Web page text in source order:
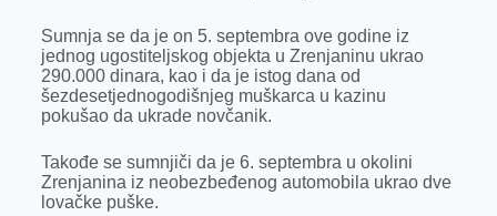
Sumnja se da je on 5. septembra ove godine iz
jednog ugostiteljskog objekta u Zrenjaninu ukrao
290.000 dinara, kao i da je istog dana od
šezdesetjednogodišnjeg muškarca u kazinu
pokušao da ukrade novčanik.
Takođe se sumnjiči da je 6. septembra u okolini
Zrenjanina iz neobezbeđenog automobila ukrao dve
lovačke puške.